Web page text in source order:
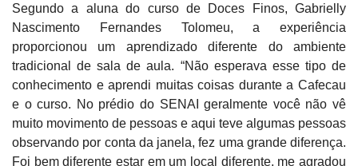
Segundo a aluna do curso de Doces Finos, Gabrielly
Nascimento Fernandes Tolomeu, a experiência
proporcionou um aprendizado diferente do ambiente
tradicional de sala de aula. “Não esperava esse tipo de
conhecimento e aprendi muitas coisas durante a Cafecau
e o curso. No prédio do SENAI geralmente você não vê
muito movimento de pessoas e aqui teve algumas pessoas
observando por conta da janela, fez uma grande diferença.
Foi bem diferente estar em um local diferente, me agradou